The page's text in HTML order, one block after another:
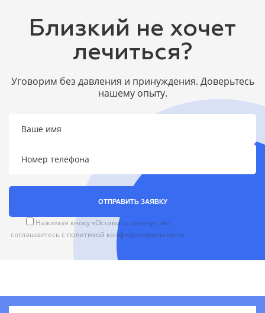
Близкий не хочет
лечиться?
Уговорим без давления и принуждения. Доверьтесь
нашему опыту.
ОТПРАВИТЬ ЗАЯВКУ
Нажимая кноку «Оставить заявку», вы
соглашаетесь с политикой конфиденциальности